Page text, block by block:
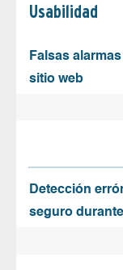
Usabilidad
Falsas
sitio web
Detección
seguro